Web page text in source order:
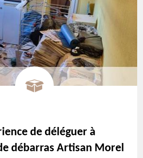
de déléguer à
débarras Artisan Morel